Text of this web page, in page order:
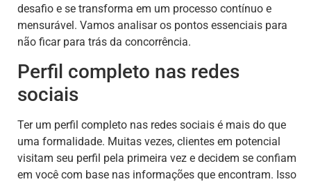
desafio e se transforma em um processo contínuo e
mensurável. Vamos analisar os pontos essenciais para
não ficar para trás da concorrência.
Perfil completo nas redes
sociais
Ter um perfil completo nas redes sociais é mais do que
uma formalidade. Muitas vezes, clientes em potencial
visitam seu perfil pela primeira vez e decidem se confiam
em você com base nas informações que encontram. Isso